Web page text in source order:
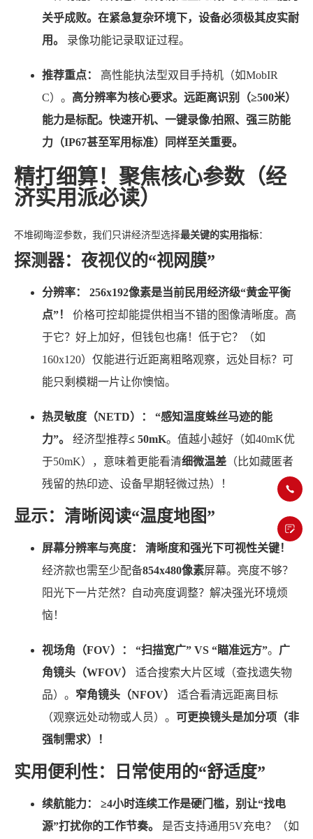
关乎成败。在紧急复杂环境下，设备必须极其皮实耐
用。
录像功能记录取证过程。
推荐重点：
高性能执法型双目手持机（如MobIR
C）。 高分辨率为核心要求。远距离识别（≥500米）
能力是标配。快速开机、一键录像/拍照、强三防能
力（IP67甚至军用标准）同样至关重要。
精打细算！聚焦核心参数（经
济实用派必读）
不堆砌晦涩参数，我们只讲经济型选择最关键的实用指标：
探测器：夜视仪的“视网膜”
分辨率：
256x192像素是当前民用经济级“黄金平衡
点”！
价格可控却能提供相当不错的图像清晰度。高
于它？好上加好，但钱包也痛！低于它？（如
160x120）仅能进行近距离粗略观察，远处目标？可
能只剩模糊一片让你懊恼。
热灵敏度（NETD）：
“感知温度蛛丝马迹的能
力”。
经济型推荐≤ 50mK。值越小越好（如40mK优
于50mK），意味着更能看清细微温差 （比如藏匿者
残留的热印迹、设备早期轻微过热）！
显示：清晰阅读“温度地图”
屏幕分辨率与亮度：
清晰度和强光下可视性关键！
经济款也需至少配备854x480像素屏幕。亮度不够？
阳光下一片茫然？自动亮度调整？解决强光环境烦
恼！
视场角（FOV）： “扫描宽广” VS “瞄准远方”。 广
角镜头（WFOV）
适合搜索大片区域（查找遗失物
品）。 窄角镜头（NFOV）
适合看清远距离目标
（观察远处动物或人员）。 可更换镜头是加分项（非
强制需求）！
实用便利性：日常使用的“舒适度”
续航能力：
≥4小时连续工作是硬门槛，别让“找电
源”打扰你的工作节奏。
是否支持通用5V充电？（如